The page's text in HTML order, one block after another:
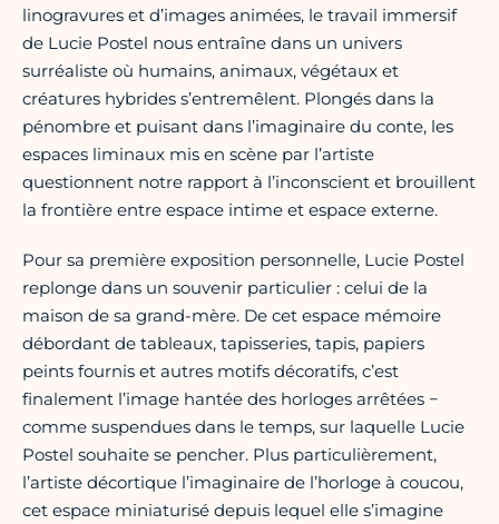
linogravures et d’images animées, le travail immersif
de Lucie Postel nous entraîne dans un univers
surréaliste où humains, animaux, végétaux et
créatures hybrides s’entremêlent. Plongés dans la
pénombre et puisant dans l’imaginaire du conte, les
espaces liminaux mis en scène par l’artiste
questionnent notre rapport à l’inconscient et brouillent
la frontière entre espace intime et espace externe.
Pour sa première exposition personnelle, Lucie Postel
replonge dans un souvenir particulier : celui de la
maison de sa grand-mère. De cet espace mémoire
débordant de tableaux, tapisseries, tapis, papiers
peints fournis et autres motifs décoratifs, c’est
finalement l’image hantée des horloges arrêtées −
comme suspendues dans le temps, sur laquelle Lucie
Postel souhaite se pencher. Plus particulièrement,
l’artiste décortique l’imaginaire de l’horloge à coucou,
cet espace miniaturisé depuis lequel elle s’imagine